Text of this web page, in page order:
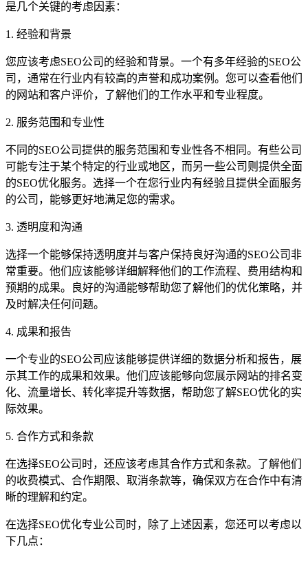
是几个关键的考虑因素：
1. 经验和背景
您应该考虑SEO公司的经验和背景。一个有多年经验的SEO公
司，通常在行业内有较高的声誉和成功案例。您可以查看他们
的网站和客户评价，了解他们的工作水平和专业程度。
2. 服务范围和专业性
不同的SEO公司提供的服务范围和专业性各不相同。有些公司
可能专注于某个特定的行业或地区，而另一些公司则提供全面
的SEO优化服务。选择一个在您行业内有经验且提供全面服务
的公司，能够更好地满足您的需求。
3. 透明度和沟通
选择一个能够保持透明度并与客户保持良好沟通的SEO公司非
常重要。他们应该能够详细解释他们的工作流程、费用结构和
预期的成果。良好的沟通能够帮助您了解他们的优化策略，并
及时解决任何问题。
4. 成果和报告
一个专业的SEO公司应该能够提供详细的数据分析和报告，展
示其工作的成果和效果。他们应该能够向您展示网站的排名变
化、流量增长、转化率提升等数据，帮助您了解SEO优化的实
际效果。
5. 合作方式和条款
在选择SEO公司时，还应该考虑其合作方式和条款。了解他们
的收费模式、合作期限、取消条款等，确保双方在合作中有清
晰的理解和约定。
在选择SEO优化专业公司时，除了上述因素，您还可以考虑以
下几点：